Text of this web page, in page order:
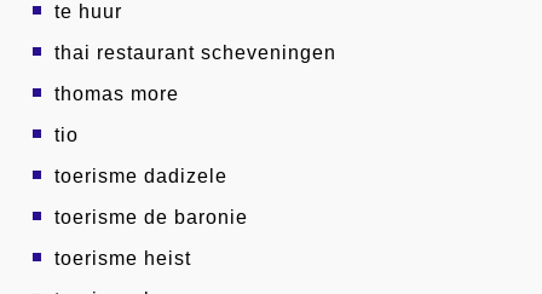
te huur
thai restaurant scheveningen
thomas more
tio
toerisme dadizele
toerisme de baronie
toerisme heist